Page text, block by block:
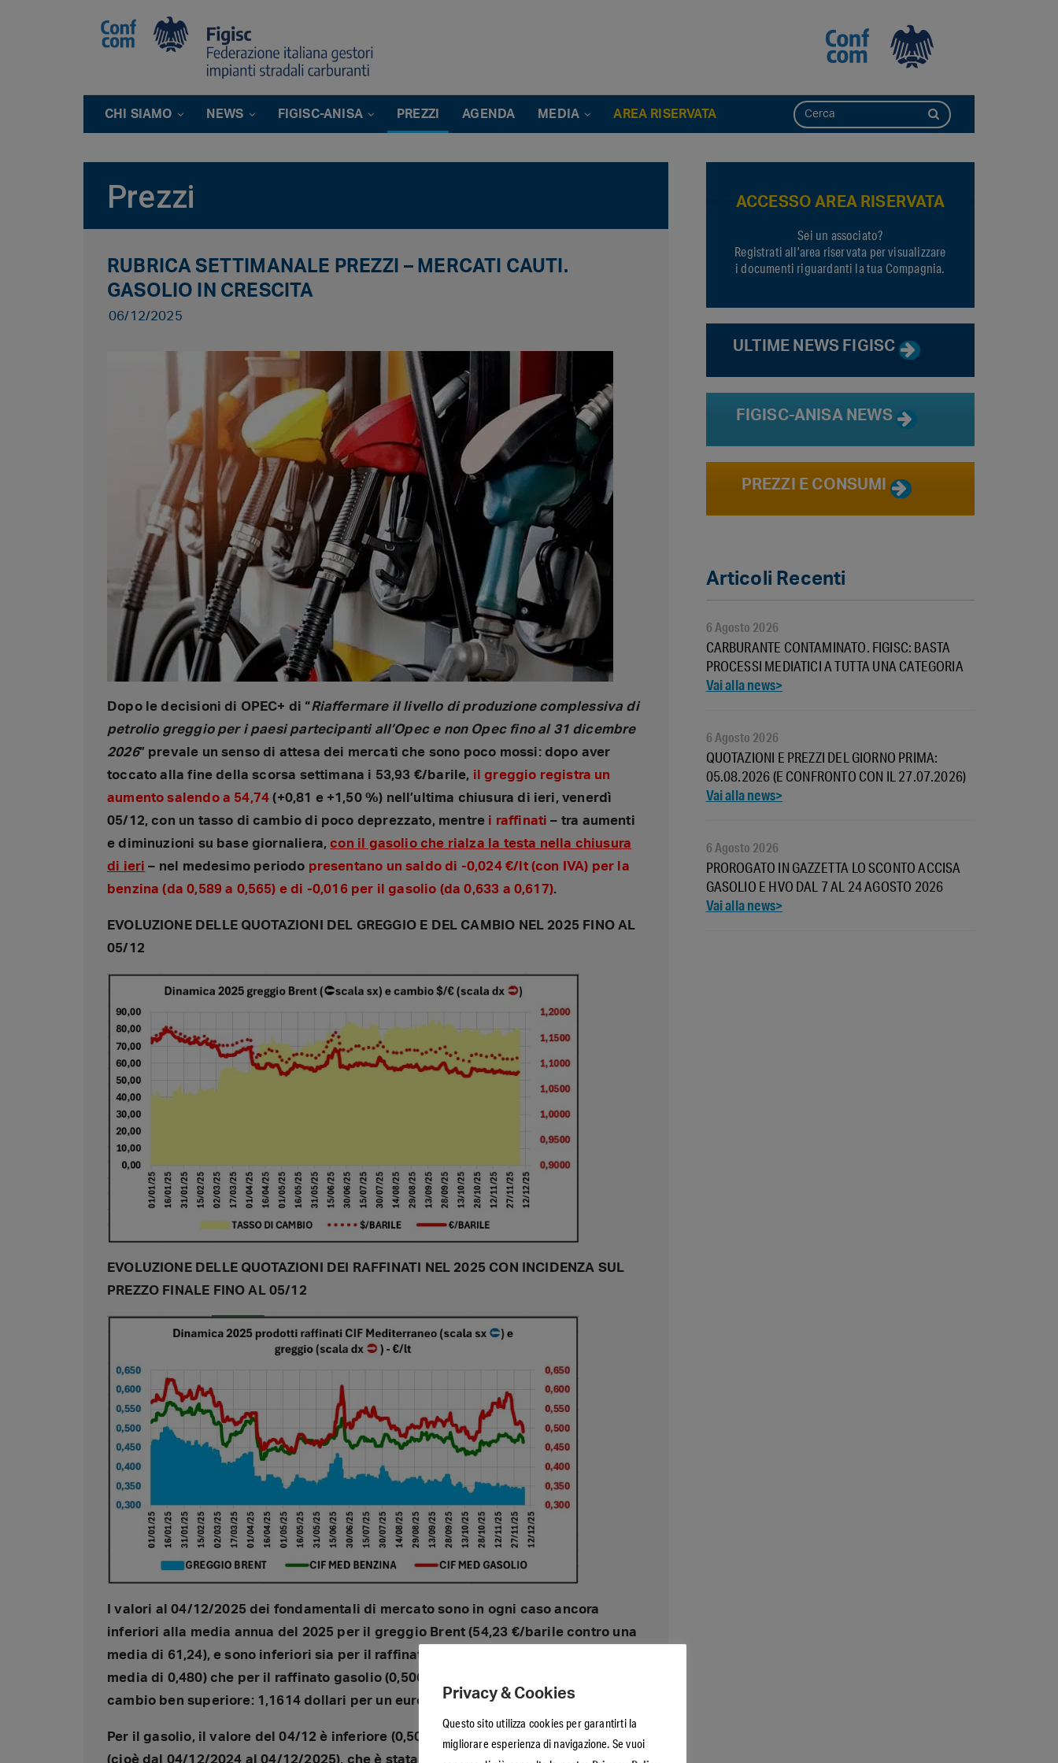
CHI SIAMO NEWS FIGISC-ANISA PREZZI AGENDA MEDIA AREA RISERVATA
RUBRICA SETTIMANALE PREZZI – MERCATI CAUTI.
GASOLIO IN CRESCITA
Prezzi
06/12/2025
Dopo le decisioni di OPEC+ di “Riaffermare il livello di produzione complessiva di
petrolio greggio per i paesi partecipanti all’Opec e non Opec fino al 31 dicembre
2026” prevale un senso di attesa dei mercati che sono poco mossi: dopo aver
toccato alla fine della scorsa settimana i 53,93 €/barile, il greggio registra un
aumento salendo a 54,74 (+0,81 e +1,50 %) nell’ultima chiusura di ieri, venerdì
05/12, con un tasso di cambio di poco deprezzato, mentre i raffinati – tra aumenti
e diminuzioni su base giornaliera,con il gasolio che rialza la testa nella chiusura
di ieri – nel medesimo periodo presentano un saldo di -0,024 €/lt (con IVA) per la
benzina (da 0,589 a 0,565) e di -0,016 per il gasolio (da 0,633 a 0,617).
EVOLUZIONE DELLE QUOTAZIONI DEL GREGGIO E DEL CAMBIO NEL 2025 FINO AL
05/12
EVOLUZIONE DELLE QUOTAZIONI DEI RAFFINATI NEL 2025 CON INCIDENZA SUL
PREZZO FINALE FINO AL 05/12
I valori al 04/12/2025 dei fondamentali di mercato sono in ogni caso ancora
inferiori alla media annua del 2025 per il greggio Brent (54,23 €/barile contro una
media di 61,24), e sono inferiori sia per il raffinato benzina (0,475 €/lt contro una
media di 0,480) che per il raffinato gasolio (0,506 contro 0,523), con un tasso di
cambio ben superiore: 1,1614 dollari per un euro contro una media di 1,1264.
Per il gasolio, il valore del 04/12 è inferiore (0,506) alla media di un intero anno
(cioè dal 04/12/2024 al 04/12/2025), che è stata pari a 0,525 €/lt, con il periodo
ACCESSO AREA RISERVATA
Sei un associato?
Registrati all’area riservata per visualizzare
i documenti riguardanti la tua Compagnia.
ULTIME NEWS FIGISC
FIGISC-ANISA NEWS
PREZZI E CONSUMI
Articoli Recenti
CARBURANTE CONTAMINATO. FIGISC: BASTA
PROCESSI MEDIATICI A TUTTA UNA CATEGORIA
6 Agosto 2026
QUOTAZIONI E PREZZI DEL GIORNO PRIMA:
05.08.2026 (E CONFRONTO CON IL 27.07.2026)
6 Agosto 2026
PROROGATO IN GAZZETTA LO SCONTO ACCISA
GASOLIO E HVO DAL 7 AL 24 AGOSTO 2026
6 Agosto 2026
Privacy & Cookies
Questo sito utilizza cookies per garantirti la
migliorare esperienza di navigazione. Se vuoi